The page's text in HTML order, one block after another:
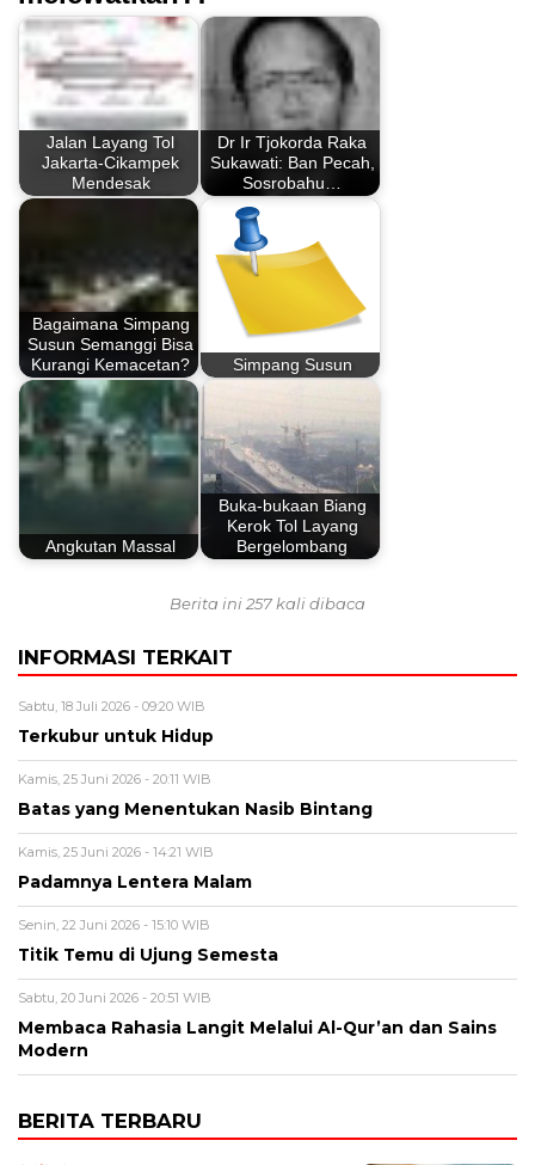
Jalan Layang Tol
Jakarta-Cikampek
Mendesak
Dr Ir Tjokorda Raka
Sukawati: Ban Pecah,
Sosrobahu…
Bagaimana Simpang
Susun Semanggi Bisa
Kurangi Kemacetan?
Simpang Susun
Angkutan Massal
Buka-bukaan Biang
Kerok Tol Layang
Bergelombang
Berita ini 257 kali dibaca
INFORMASI TERKAIT
Sabtu, 18 Juli 2026 - 09:20 WIB
Terkubur untuk Hidup
Kamis, 25 Juni 2026 - 20:11 WIB
Batas yang Menentukan Nasib Bintang
Kamis, 25 Juni 2026 - 14:21 WIB
Padamnya Lentera Malam
Senin, 22 Juni 2026 - 15:10 WIB
Titik Temu di Ujung Semesta
Sabtu, 20 Juni 2026 - 20:51 WIB
Membaca Rahasia Langit Melalui Al-Qur’an dan Sains
Modern
BERITA TERBARU